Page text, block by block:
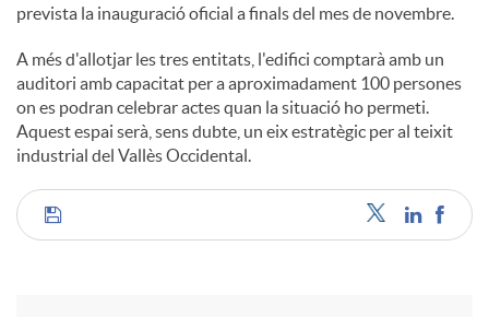
prevista la inauguració oficial a finals del mes de novembre.
A més d'allotjar les tres entitats, l'edifici comptarà amb un
auditori amb capacitat per a aproximadament 100 persones
on es podran celebrar actes quan la situació ho permeti.
Aquest espai serà, sens dubte, un eix estratègic per al teixit
industrial del Vallès Occidental.
C